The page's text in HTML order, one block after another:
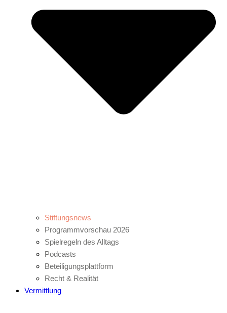
Stiftungsnews
Programmvorschau 2026
Spielregeln des Alltags
Podcasts
Beteiligungsplattform
Recht & Realität
Vermittlung